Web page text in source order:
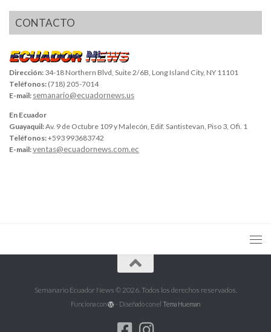
CONTACTO
Dirección: 34-18 Northern Blvd, Suite 2/6B, Long Island City, NY 11101
Teléfonos: (718) 205-7014
E-mail: semanario@ecuadornews.us
En Ecuador
Guayaquil:Av. 9 de Octubre 109 y Malecón, Edif. Santistevan, Piso 3, Ofi. 1
Teléfonos:+593 993683742
E-mail:ventas@ecuadornews.com.ec
Semanario Ecuador News © 2026. Todos los derechos reservados.
Funciona con - Diseñado con el Tema Hueman